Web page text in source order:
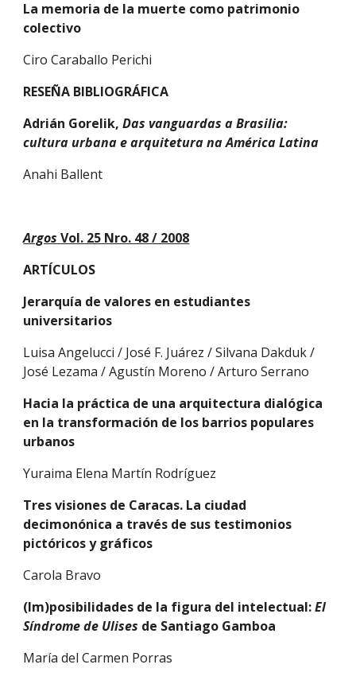
La memoria de la muerte como patrimonio
colectivo
Ciro Caraballo Perichi
RESEÑA BIBLIOGRÁFICA
Adrián Gorelik, Das vanguardas a Brasilia:
cultura urbana e arquitetura na América Latina
Anahi Ballent
Argos Vol. 25 Nro. 48 / 2008
ARTÍCULOS
Jerarquía de valores en estudiantes
universitarios
Luisa Angelucci / José F. Juárez / Silvana Dakduk /
José Lezama / Agustín Moreno / Arturo Serrano
Hacia la práctica de una arquitectura dialógica
en la transformación de los barrios populares
urbanos
Yuraima Elena Martín Rodríguez
Tres visiones de Caracas. La ciudad
decimonónica a través de sus testimonios
pictóricos y gráficos
Carola Bravo
(Im)posibilidades de la figura del intelectual: El
Síndrome de Ulises de Santiago Gamboa
María del Carmen Porras